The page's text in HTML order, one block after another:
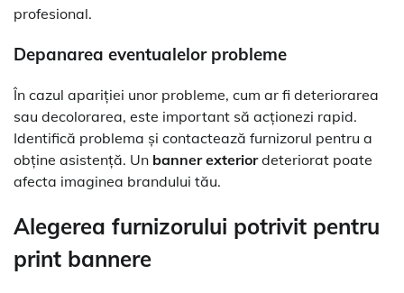
profesional.
Depanarea eventualelor probleme
În cazul apariției unor probleme, cum ar fi deteriorarea
sau decolorarea, este important să acționezi rapid.
Identifică problema și contactează furnizorul pentru a
obține asistență. Un banner exteriordeteriorat poate
afecta imaginea brandului tău.
Alegerea furnizorului potrivit pentru
print bannere